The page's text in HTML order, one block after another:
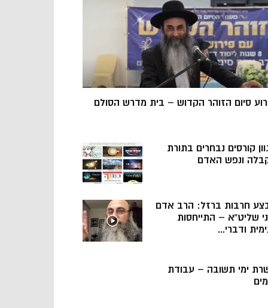
סיום הזוהר הקדוש – בית מדרש הסולם
קורסים נבחרים בתורת
ונפש האדם
חרבות ברזל: הרב אדם
שליט”א – התייחסות
ודברי...
ימי תשובה – עבודת